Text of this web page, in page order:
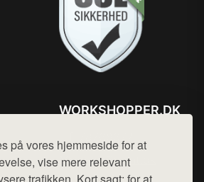
på vores hjemmeside for at
vise mere relevant
WORKSHOPPER.DK
Mail: hej@want.dk